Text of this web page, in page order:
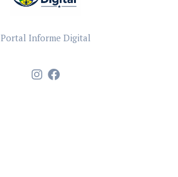
Portal Informe Digital